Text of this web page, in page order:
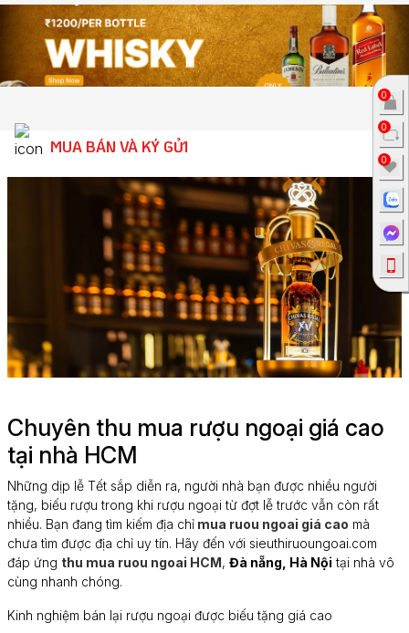
MUA BÁN VÀ KÝ GỬI
Chuyên thu mua rượu ngoại giá cao
tại nhà HCM
Những dịp lễ Tết sắp diễn ra, người nhà bạn được nhiều người
tặng, biếu rượu trong khi rượu ngoại từ đợt lễ trước vẫn còn rất
nhiều. Bạn đang tìm kiếm địa chỉ mua ruou ngoai giá cao mà
chưa tìm được địa chỉ uy tín. Hãy đến với sieuthiruoungoai.com
đáp ứng thu mua ruou ngoai HCM, Đà nẵng, Hà Nội tại nhà vô
cùng nhanh chóng.
Kinh nghiệm bán lại rượu ngoại được biếu tặng giá cao
0
0
0